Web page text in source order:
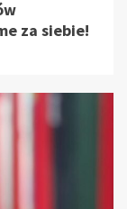
za siebie!